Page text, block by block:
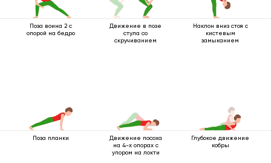
Поза воина 2 с
опорой на бедро
Движение в позе
стула со
скручиванием
Наклон вниз стоя с
кистевым
замыканием
Поза планки
Движение посоха
на 4-х опорах с
упором на локти
Глубокое движение
кобры